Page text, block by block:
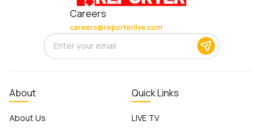
Careers
careers@reporterlive.com
About
About Us
Quick Links
LIVE TV